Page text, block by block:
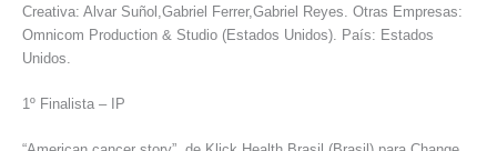
Creativa: Alvar Suñol,Gabriel Ferrer,Gabriel Reyes. Otras Empresas:
Omnicom Production & Studio (Estados Unidos). País: Estados
Unidos.
1º Finalista – IP